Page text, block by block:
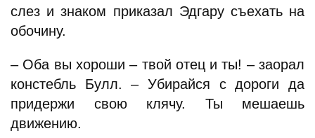
слез и знаком приказал Эдгару съехать на
обочину.
– Оба вы хороши – твой отец и ты! – заорал
констебль Булл. – Убирайся с дороги да
придержи свою клячу. Ты мешаешь
движению.